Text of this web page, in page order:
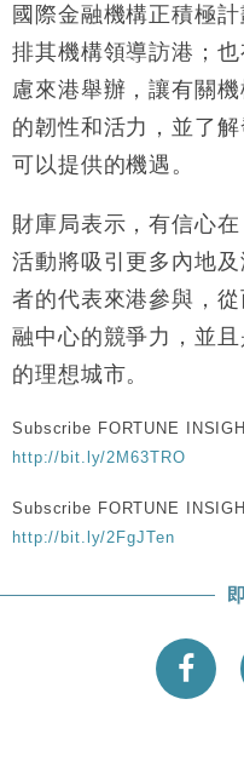
15:11
財經｜SHEIN傳
元以下
國際金融機構正積極
排其機構領導訪港；
慮來港舉辦，讓有關
的韌性和活力，並了
可以提供的機遇。
財庫局表示，有信心
活動將吸引更多內地
者的代表來港參與，
融中心的競爭力，並
的理想城市。
Subscribe FORTUNE
http://bit.ly/2M63TRO
Subscribe FORTUNE
http://bit.ly/2FgJTen